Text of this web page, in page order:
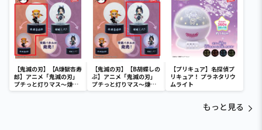
【鬼滅の刃】【A煉獄杏寿
郎】アニメ「鬼滅の刃」
プチっと灯りマス～煉獄
杏寿郎・胡蝶しのぶ～
【鬼滅の刃】【B胡蝶しの
ぶ】アニメ「鬼滅の刃」
プチっと灯りマス～煉獄
杏寿郎・胡蝶しのぶ～
【プリキュア】名探偵プ
リキュア！ プラネタリウ
ムライト
もっと見る